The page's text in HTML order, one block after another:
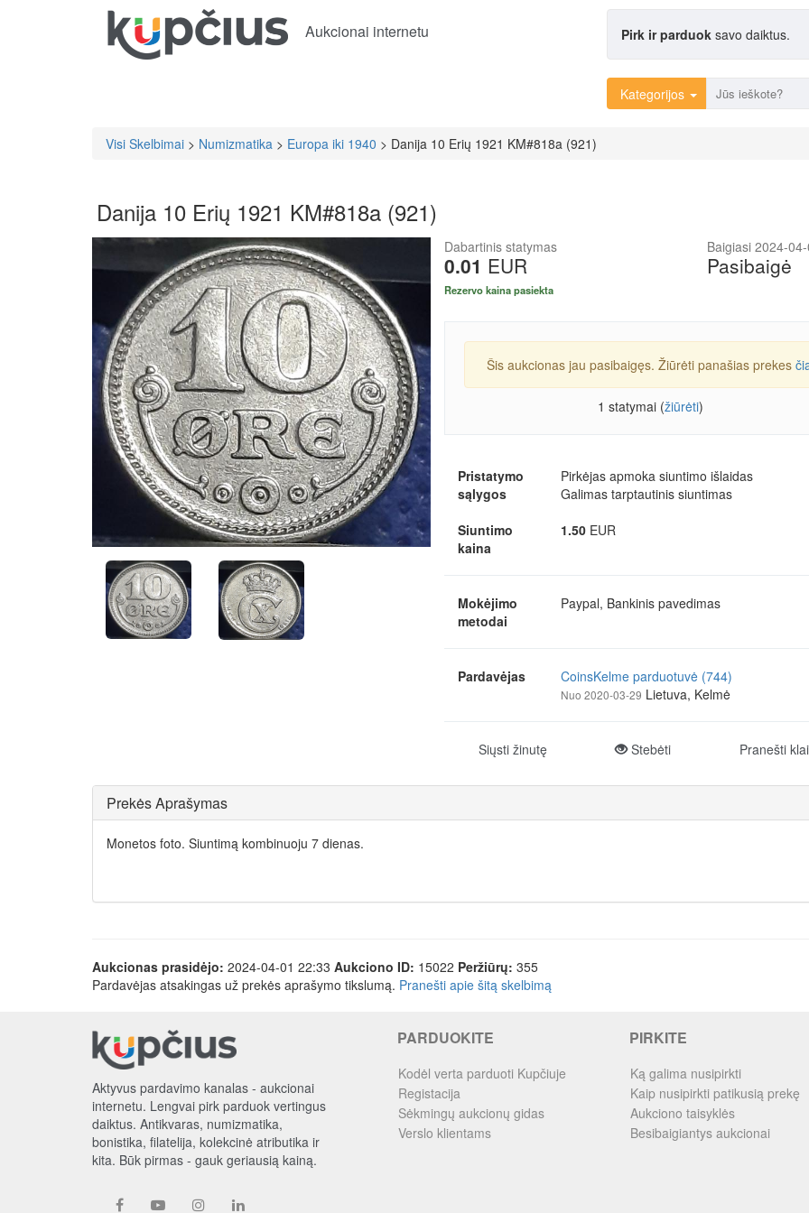
Aukcionai internetu Pirk ir parduok savo daiktus.
Kategorijos
Visi Skelbimai > Numizmatika > Europa iki 1940 > Danija 10 Erių 1921 KM#818a (921)
Danija 10 Erių 1921 KM#818a (921)
Dabartinis statymas
0.01 EUR
Rezervo kaina pasiekta
Baigiasi 2024-
Pasibaigė
Šis aukcionas jau pasibaigęs. Žiūrėti panašias prekes
1 statymai (žiūrėti)
Pristatymo
sąlygos
Pirkėjas apmoka siuntimo išlaidas
Galimas tarptautinis siuntimas
Siuntimo
kaina
1.50 EUR
Mokėjimo
metodai
Paypal, Bankinis pavedimas
Pardavėjas CoinsKelme parduotuvė (744)
Nuo 2020-03-29 Lietuva, Kelmė
Siųsti žinutę Stebėti Pranešti
Prekės Aprašymas
Monetos foto. Siuntimą kombinuoju 7 dienas.
Aukcionas prasidėjo: 2024-04-01 22:33 Aukciono ID: 15022 Peržiūrų: 355
Pardavėjas atsakingas už prekės aprašymo tikslumą. Pranešti apie šitą skelbimą
Aktyvus pardavimo kanalas - aukcionai
internetu. Lengvai pirk parduok vertingus
daiktus. Antikvaras, numizmatika,
bonistika, filatelija, kolekcinė atributika ir
kita. Būk pirmas - gauk geriausią kainą.
PARDUOKITE
Kodėl verta parduoti Kupčiuje
Registacija
Sėkmingų aukcionų gidas
Verslo klientams
PIRKITE
Ką galima nusipirkti
Kaip nusipirkti patikusią prekę
Aukciono taisyklės
Besibaigiantys aukcionai